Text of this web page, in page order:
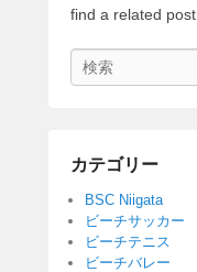
find a related post.
e
c
カテゴリー
BSC Niigata
ビーチサッカー
ビーチテニス
ビーチバレー